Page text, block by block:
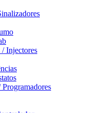
Injectores